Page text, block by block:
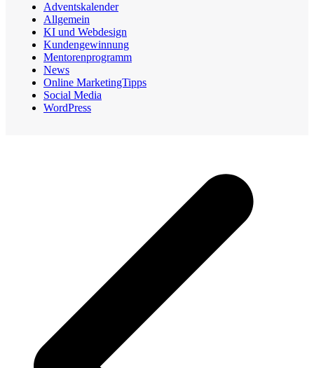
Adventskalender
Allgemein
KI und Webdesign
Kundengewinnung
Mentorenprogramm
News
Online MarketingTipps
Social Media
WordPress